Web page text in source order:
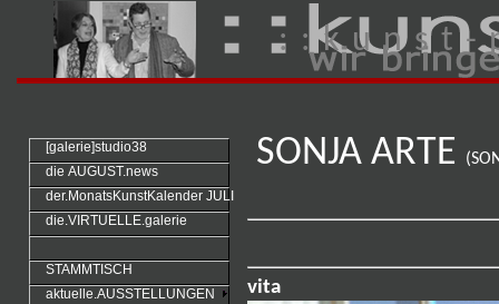
: : k u n s t -
[galerie]studio38
die AUGUST.news
der.MonatsKunstKalender JULI
die.VIRTUELLE.galerie
STAMMTISCH
aktuelle.AUSSTELLUNGEN
SONJA ARTE
vita